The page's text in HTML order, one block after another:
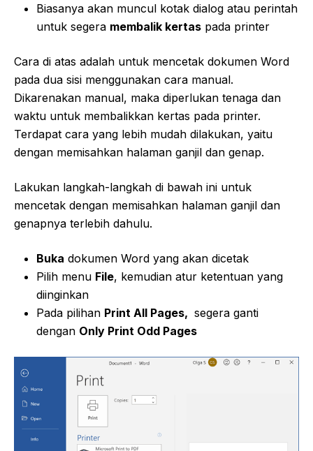
Biasanya akan muncul kotak dialog atau perintah
untuk segera membalik kertas pada printer
Cara di atas adalah untuk mencetak dokumen Word
pada dua sisi menggunakan cara manual.
Dikarenakan manual, maka diperlukan tenaga dan
waktu untuk membalikkan kertas pada printer.
Terdapat cara yang lebih mudah dilakukan, yaitu
dengan memisahkan halaman ganjil dan genap.
Lakukan langkah-langkah di bawah ini untuk
mencetak dengan memisahkan halaman ganjil dan
genapnya terlebih dahulu.
Buka dokumen Word yang akan dicetak
Pilih menu File, kemudian atur ketentuan yang
diinginkan
Pada pilihan Print All Pages, segera ganti
dengan Only Print Odd Pages